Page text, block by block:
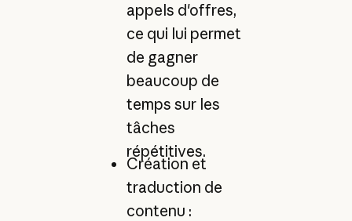
appels d'offres,
ce qui lui permet
de gagner
beaucoup de
temps sur les
tâches
répétitives.
Création et
traduction de
contenu :